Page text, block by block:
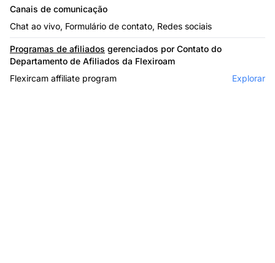
Canais de comunicação
Chat ao vivo, Formulário de contato, Redes sociais
Programas de afiliados gerenciados por Contato do
Departamento de Afiliados da Flexiroam
Flexircam affiliate program
Explorar